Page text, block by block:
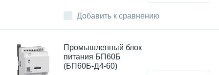
Добавить к сравнению
Промышленный блок
питания БП60Б
(БП60Б-Д4-60)